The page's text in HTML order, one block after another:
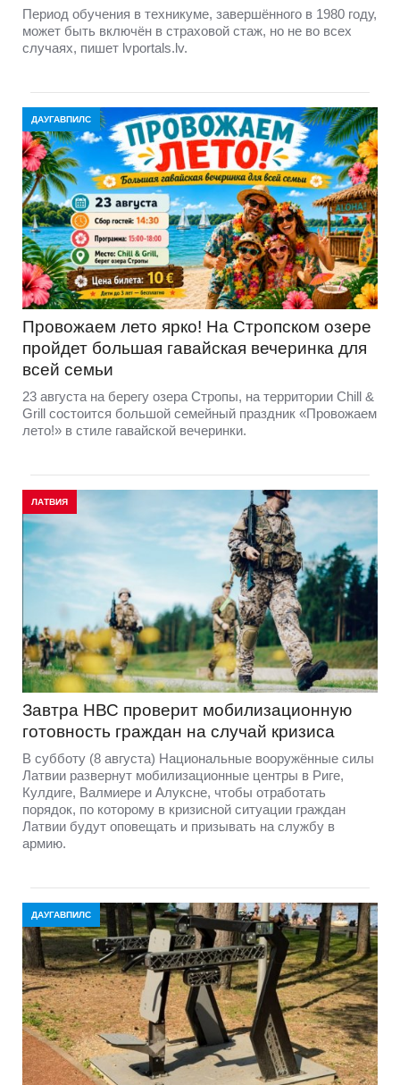
Период обучения в техникуме, завершённого в 1980 году,
может быть включён в страховой стаж, но не во всех
случаях, пишет lvportals.lv.
ДАУГАВПИЛС
Провожаем лето ярко! На Стропском озере
пройдет большая гавайская вечеринка для
всей семьи
23 августа на берегу озера Стропы, на территории Chill &
Grill состоится большой семейный праздник «Провожаем
лето!» в стиле гавайской вечеринки.
ЛАТВИЯ
Завтра НВС проверит мобилизационную
готовность граждан на случай кризиса
В субботу (8 августа) Национальные вооружённые силы
Латвии развернут мобилизационные центры в Риге,
Кулдиге, Валмиере и Алуксне, чтобы отработать
порядок, по которому в кризисной ситуации граждан
Латвии будут оповещать и призывать на службу в
армию.
ДАУГАВПИЛС